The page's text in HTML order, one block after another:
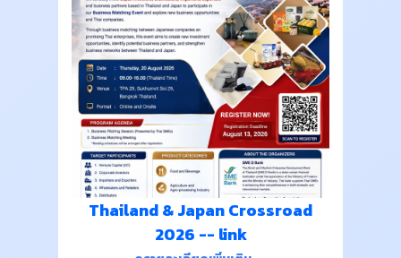
Thailand & Japan Crossroad
2026 -- link